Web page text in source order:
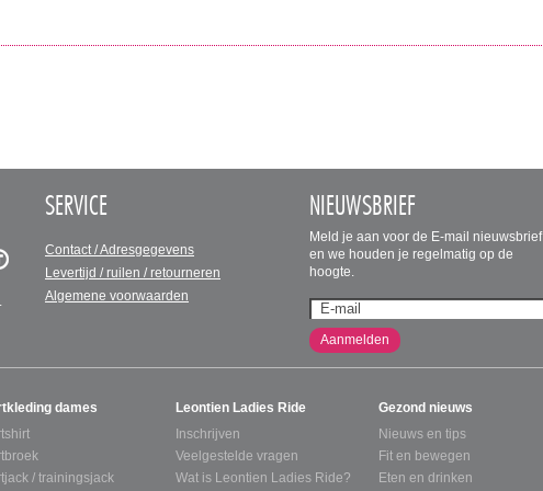
SERVICE
Contact / Adresgegevens
Levertijd / ruilen / retourneren
Algemene voorwaarden
NIEUWSBRIEF
Meld je aan voor de E-mail nieuwsbrief
en we houden je regelmatig op de
hoogte.
Aanmelden
dames
/ trainingsjack
Leontien Ladies Ride
Inschrijven
Veelgestelde vragen
Wat is Leontien Ladies Ride?
Gezond nieuws
Nieuws en tips
Fit en bewegen
Eten en drinken